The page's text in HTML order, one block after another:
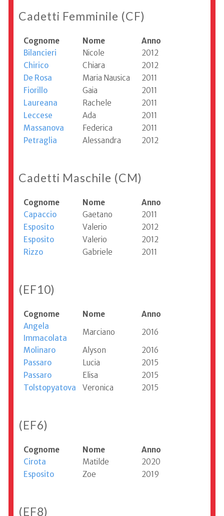
Cadetti Femminile (CF)
Cognome Nome
Anno
Bilancieri
Nicole
2012
Chirico
Chiara
2012
De Rosa
Maria Nausica
2011
Fiorillo
Gaia
2011
Laureana
Rachele
2011
Leccese
Ada
2011
Massanova
Federica
2011
Petraglia
Alessandra 2012
Cadetti Maschile (CM)
Cognome Nome
Anno
Capaccio
Gaetano
2011
Esposito
Valerio
2012
Esposito
Valerio
2012
Rizzo
Gabriele 2011
(EF10)
Cognome Nome
Anno
Angela
Immacolata
Marciano
2016
Molinaro
Alyson
2016
Passaro
Lucia
2015
Passaro
Elisa
2015
Tolstopyatova
Veronica 2015
(EF6)
Cognome Nome
Anno
Cirota
Matilde
2020
Esposito
Zoe 2019
(EF8)